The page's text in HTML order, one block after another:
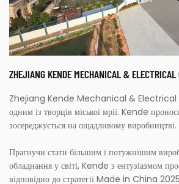
ZHEJIANG KENDE MECHANICAL & ELECTRICAL
Zhejiang Kende Mechanical & Electrical
одним із творців міської мрії. Kende
зосереджується на ощадливому виробництві.
Прагнучи стати більшим і потужнішим
обладнання у світі, Kende з ентузіазмом
відповідно до стратегії Made in China